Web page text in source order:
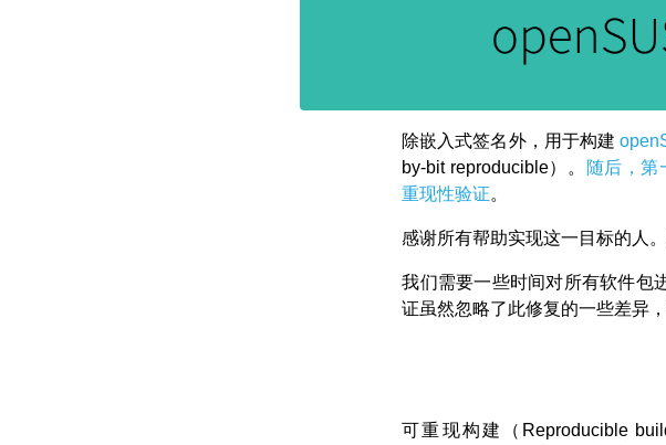
除嵌入式签名外，用于构建
by-bit reproducible）。
随后，第
重现性验证。
感谢所有帮助实现这一目标的人
我们需要一些时间对所有软件包
证虽然忽略了此修复的一些差异
可重现构建（Reproducible